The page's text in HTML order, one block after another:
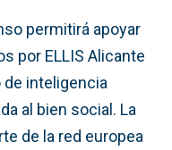
permitirá apoyar
por ELLIS Alicante
inteligencia
al bien social. La
de la red europea